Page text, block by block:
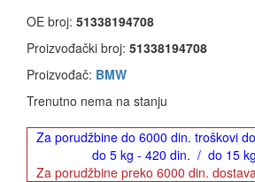
OE broj: 51338194708
Proizvođački broj: 51338194708
Proizvođač: BMW
Trenutno nema na stanju
Za porudžbine do 6000 din. troškovi
do 5 kg - 420 din. / do 15
Za porudžbine preko 6000 din.